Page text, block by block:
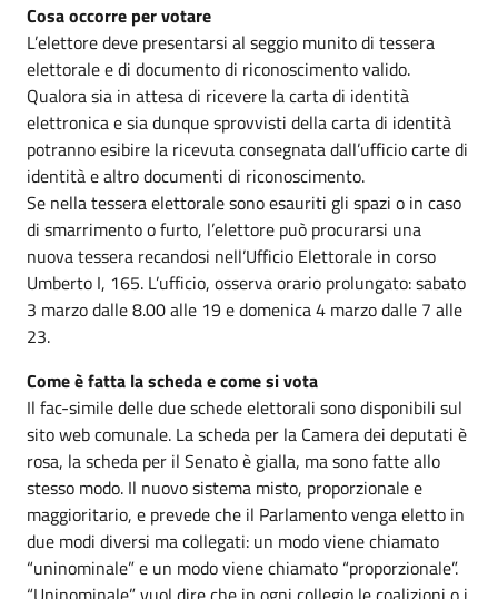
Cosa occorre per votare
L’elettore deve presentarsi al seggio munito di tessera
elettorale e di documento di riconoscimento valido.
Qualora sia in attesa di ricevere la carta di identità
elettronica e sia dunque sprovvisti della carta di identità
potranno esibire la ricevuta consegnata dall’ufficio carte di
identità e altro documenti di riconoscimento.
Se nella tessera elettorale sono esauriti gli spazi o in caso
di smarrimento o furto, l’elettore può procurarsi una
nuova tessera recandosi nell’Ufficio Elettorale in corso
Umberto I, 165. L’ufficio, osserva orario prolungato: sabato
3 marzo dalle 8.00 alle 19 e domenica 4 marzo dalle 7 alle
23.
Come è fatta la scheda e come si vota
Il fac-simile delle due schede elettorali sono disponibili sul
sito web comunale. La scheda per la Camera dei deputati è
rosa, la scheda per il Senato è gialla, ma sono fatte allo
stesso modo. Il nuovo sistema misto, proporzionale e
maggioritario, e prevede che il Parlamento venga eletto in
due modi diversi ma collegati: un modo viene chiamato
“uninominale” e un modo viene chiamato “proporzionale”.